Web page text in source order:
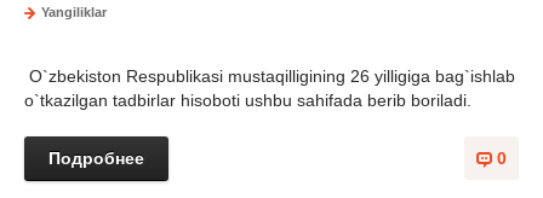
Yangiliklar
O`zbekiston Respublikasi mustaqilligining 26 yilligiga bag`ishlab
o`tkazilgan tadbirlar hisoboti ushbu sahifada berib boriladi.
0
Подробнее